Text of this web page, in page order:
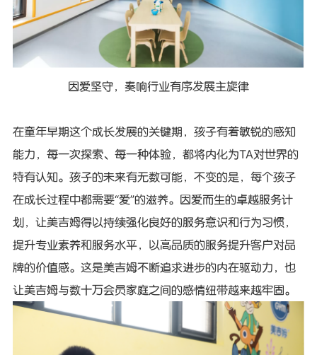
因爱坚守，奏响行业有序发展主旋律
在童年早期这个成长发展的关键期，孩子有着敏锐的感知
能力，每一次探索、每一种体验，都将内化为TA对世界的
特有认知。孩子的未来有无数可能，不变的是，每个孩子
在成长过程中都需要“爱”的滋养。因爱而生的卓越服务计
划，让美吉姆得以持续强化良好的服务意识和行为习惯，
提升专业素养和服务水平，以高品质的服务提升客户对品
牌的价值感。这是美吉姆不断追求进步的内在驱动力，也
让美吉姆与数十万会员家庭之间的感情纽带越来越牢固。